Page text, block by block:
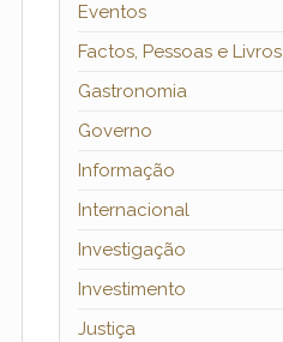
Eventos
Factos, Pessoas e Livros
Gastronomia
Governo
Informação
Internacional
Investigação
Investimento
Justiça